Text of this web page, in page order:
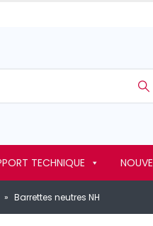
TECHNIQUE
» Barrettes neutres NH